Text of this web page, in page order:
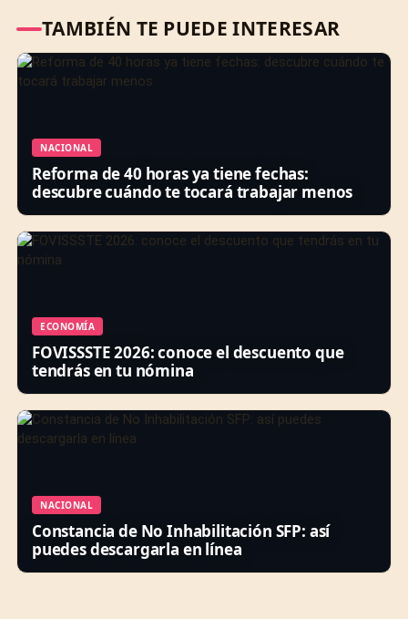
TAMBIÉN TE PUEDE INTERESAR
NACIONAL
Reforma de 40 horas ya tiene fechas:
descubre cuándo te tocará trabajar menos
ECONOMÍA
FOVISSSTE 2026: conoce el descuento que
tendrás en tu nómina
NACIONAL
Constancia de No Inhabilitación SFP: así
puedes descargarla en línea